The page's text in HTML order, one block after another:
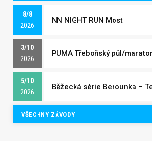
8/8
2026
NN NIGHT RUN Most
3/10
2026
PUMA Třeboňský půl/
5/10
2026
Běžecká série Berounka –
VŠECHNY ZÁVODY